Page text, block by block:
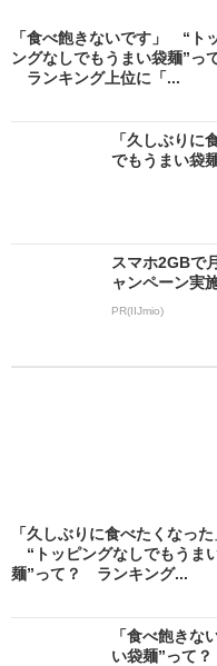
「食べ飽きないです」 “ト
ングなしでもうまい袋麺”っ
ランキング上位に「...
「久しぶり
でもうまい袋
スマホ2GBで
ャンペーン実
PR(IIJmio)
「久しぶりに食べたくなった
“トッピングなしでもうま
麺”って？ ランキング...
「食べ飽き
い袋麺”って